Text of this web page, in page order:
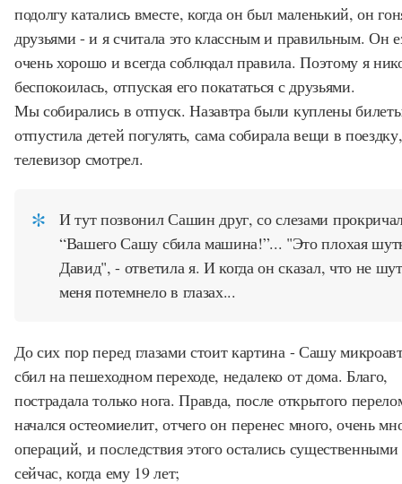
подолгу катались вместе, когда он был маленький, он
друзьями - и я считала это классным и правильным. Он
очень хорошо и всегда соблюдал правила. Поэтому я
беспокоилась, отпуская его покататься с друзьями.
Мы собирались в отпуск. Назавтра были куплены
отпустила детей погулять, сама собирала вещи в
телевизор смотрел.
И тут позвонил Сашин друг, со слезами
“Вашего Сашу сбила машина!”... "Это плохая
Давид", - ответила я. И когда он сказал, что не
меня потемнело в глазах...
До сих пор перед глазами стоит картина - Сашу
сбил на пешеходном переходе, недалеко от дома. Благо,
пострадала только нога. Правда, после открытого
начался остеомиелит, отчего он перенес много, очень
операций, и последствия этого остались
сейчас, когда ему 19 лет;